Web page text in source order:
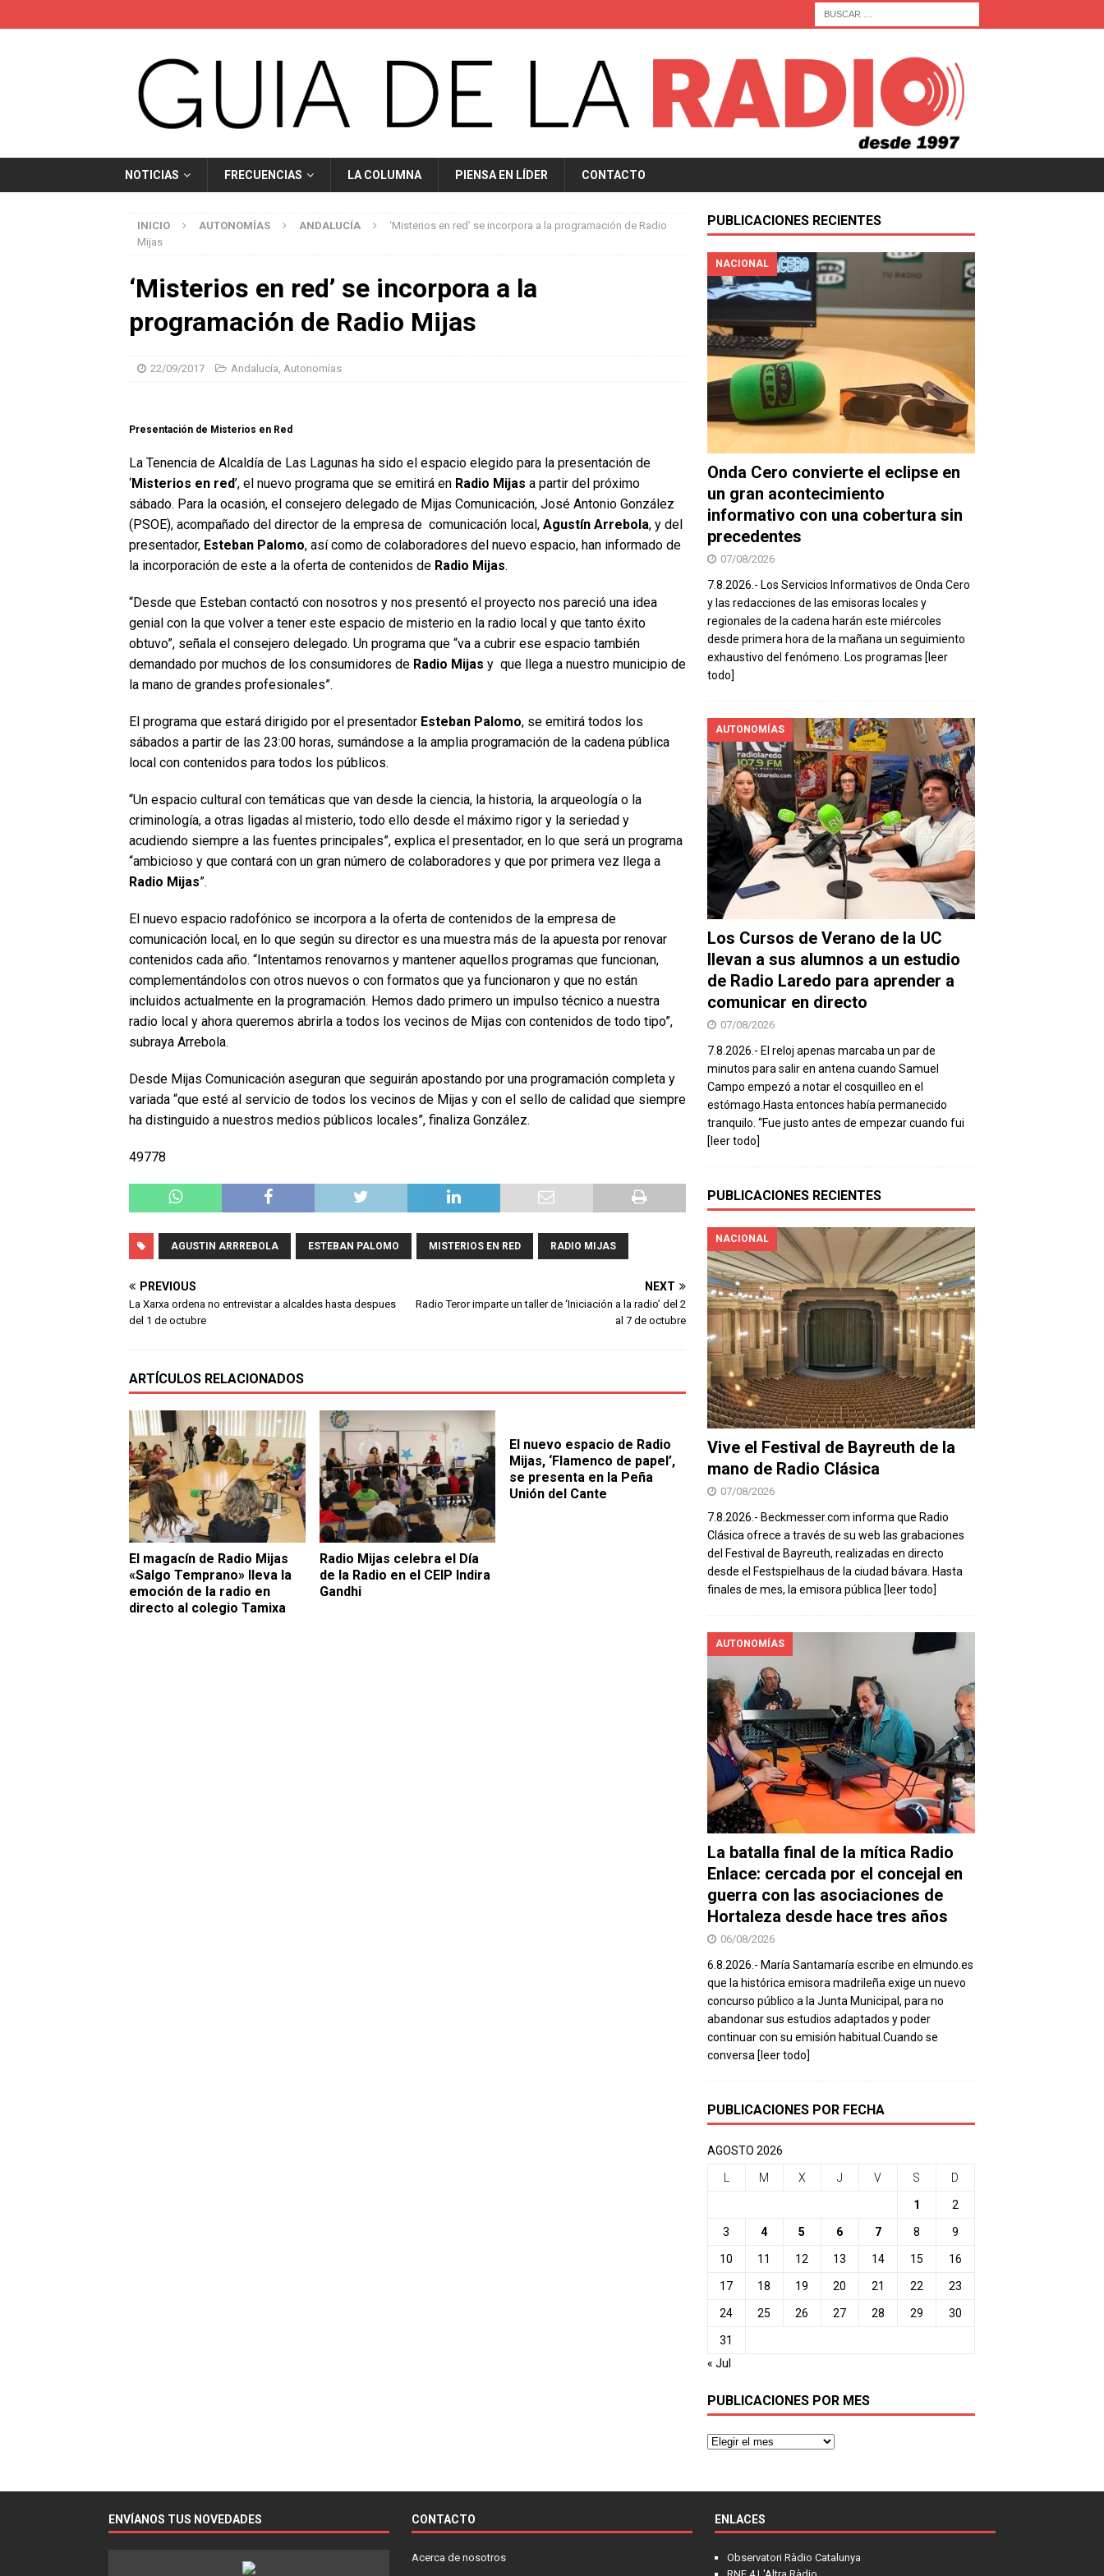
NOTICIAS FRECUENCIAS LA COLUMNA PIENSA EN LÍDER CONTACTO
INICIO AUTONOMÍAS ANDALUCÍA
‘Misterios en red’ se incorpora a la programación de Radio
Mijas
‘Misterios en red’ se incorpora a la
programación de Radio Mijas
22/09/2017 Andalucía Autonomías
Presentación de Misterios en Red
La Tenencia de Alcaldía de Las Lagunas ha sido el espacio elegido para la presentación de
‘Misterios en red’, el nuevo programa que se emitirá en Radio Mijas a partir del próximo
sábado. Para la ocasión, el consejero delegado de Mijas Comunicación, José Antonio González
(PSOE), acompañado del director de la empresa de comunicación local, Agustín Arrebola, y del
presentador, Esteban Palomo, así como de colaboradores del nuevo espacio, han informado de
la incorporación de este a la oferta de contenidos de Radio Mijas.
“Desde que Esteban contactó con nosotros y nos presentó el proyecto nos pareció una idea
genial con la que volver a tener este espacio de misterio en la radio local y que tanto éxito
obtuvo”, señala el consejero delegado. Un programa que “va a cubrir ese espacio también
demandado por muchos de los consumidores de Radio Mijas y que llega a nuestro municipio de
la mano de grandes profesionales”.
El programa que estará dirigido por el presentador Esteban Palomo, se emitirá todos los
sábados a partir de las 23:00 horas, sumándose a la amplia programación de la cadena pública
local con contenidos para todos los públicos.
“Un espacio cultural con temáticas que van desde la ciencia, la historia, la arqueología o la
criminología, a otras ligadas al misterio, todo ello desde el máximo rigor y la seriedad y
acudiendo siempre a las fuentes principales”, explica el presentador, en lo que será un programa
“ambicioso y que contará con un gran número de colaboradores y que por primera vez llega a
Radio Mijas”.
El nuevo espacio radofónico se incorpora a la oferta de contenidos de la empresa de
comunicación local, en lo que según su director es una muestra más de la apuesta por renovar
contenidos cada año. “Intentamos renovarnos y mantener aquellos programas que funcionan,
complementándolos con otros nuevos o con formatos que ya funcionaron y que no están
incluidos actualmente en la programación. Hemos dado primero un impulso técnico a nuestra
radio local y ahora queremos abrirla a todos los vecinos de Mijas con contenidos de todo tipo”,
subraya Arrebola.
Desde Mijas Comunicación aseguran que seguirán apostando por una programación completa y
variada “que esté al servicio de todos los vecinos de Mijas y con el sello de calidad que siempre
ha distinguido a nuestros medios públicos locales”, finaliza González.
49778
AGUSTIN ARRREBOLA ESTEBAN PALOMO MISTERIOS EN RED RADIO MIJAS
PREVIOUS
La Xarxa ordena no entrevistar a alcaldes hasta despues
del 1 de octubre
NEXT
Radio Teror imparte un taller de ‘Iniciación a la radio’ del 2
al 7 de octubre
ARTÍCULOS RELACIONADOS
El magacín de Radio Mijas
«Salgo Temprano» lleva la
emoción de la radio en
directo al colegio Tamixa
Radio Mijas celebra el Día
de la Radio en el CEIP Indira
Gandhi
El nuevo espacio de Radio
Mijas, ‘Flamenco de papel’,
se presenta en la Peña
Unión del Cante
PUBLICACIONES RECIENTES
NACIONAL
Onda Cero convierte el eclipse en
un gran acontecimiento
informativo con una cobertura sin
precedentes
07/08/2026
7.8.2026.- Los Servicios Informativos de Onda Cero
y las redacciones de las emisoras locales y
regionales de la cadena harán este miércoles
desde primera hora de la mañana un seguimiento
exhaustivo del fenómeno. Los programas [leer
todo]
AUTONOMÍAS
Los Cursos de Verano de la UC
llevan a sus alumnos a un estudio
de Radio Laredo para aprender a
comunicar en directo
07/08/2026
7.8.2026.- El reloj apenas marcaba un par de
minutos para salir en antena cuando Samuel
Campo empezó a notar el cosquilleo en el
estómago.Hasta entonces había permanecido
tranquilo. “Fue justo antes de empezar cuando fui
[leer todo]
PUBLICACIONES RECIENTES
NACIONAL
Vive el Festival de Bayreuth de la
mano de Radio Clásica
07/08/2026
7.8.2026.- Beckmesser.com informa que Radio
Clásica ofrece a través de su web las grabaciones
del Festival de Bayreuth, realizadas en directo
desde el Festspielhaus de la ciudad bávara. Hasta
finales de mes, la emisora pública [leer todo]
AUTONOMÍAS
La batalla final de la mítica Radio
Enlace: cercada por el concejal en
guerra con las asociaciones de
Hortaleza desde hace tres años
06/08/2026
6.8.2026.- María Santamaría escribe en elmundo.es
que la histórica emisora madrileña exige un nuevo
concurso público a la Junta Municipal, para no
abandonar sus estudios adaptados y poder
continuar con su emisión habitual.Cuando se
conversa [leer todo]
PUBLICACIONES POR FECHA
AGOSTO 2026
L M X J V S D
1 2
3 4 5 6 7 8 9
10 11 12 13 14 15 16
17 18 19 20 21 22 23
24 25 26 27 28 29 30
31
« Jul
PUBLICACIONES POR MES
ENVÍANOS TUS NOVEDADES CONTACTO
Acerca de nosotros
ENLACES
Observatori Ràdio Catalunya